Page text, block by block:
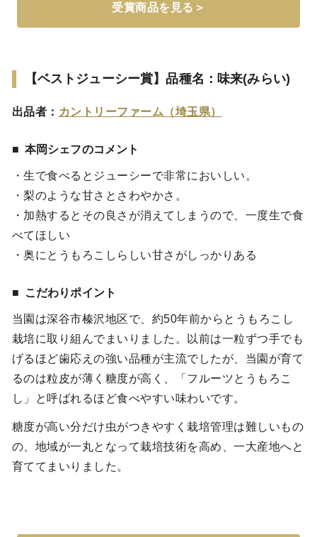
受賞商品を見る＞
【ベストジューシー賞】品種名：味来(みらい)
出品者： カントリーファーム（埼玉県）
本岡シェフのコメント
・生で食べるとジューシーで非常においしい。
・梨のような甘さとさわやかさ。
・加熱するとその良さが消えてしまうので、一度生で食
べてほしい
・奥にとうもろこしらしい甘さがしっかりある
こだわりポイント
当園は深谷市榛沢地区で、約50年前からとうもろこし
栽培に取り組んでまいりました。以前は一粒ずつ手でも
げるほど歯応えの強い品種が主流でしたが、当園が育て
るのは粒皮が薄く糖度が高く、「フルーツとうもろこ
し」と呼ばれるほど食べやすい味わいです。
糖度が高い分だけ虫がつきやすく栽培管理は難しいもの
の、地域が一丸となって栽培技術を高め、一大産地へと
育ててまいりました。